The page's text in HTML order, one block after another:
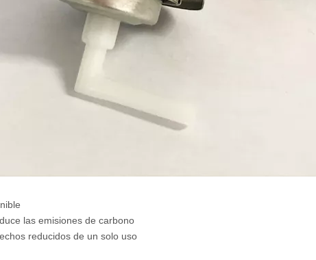
las emisiones de carbono
reducidos de un solo uso